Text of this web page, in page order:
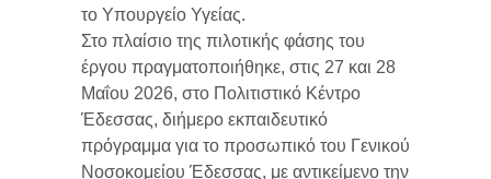
το Υπουργείο Υγείας.
Στο πλαίσιο της πιλοτικής φάσης του
έργου πραγματοποιήθηκε, στις 27 και 28
Μαΐου 2026, στο Πολιτιστικό Κέντρο
Έδεσσας, διήμερο εκπαιδευτικό
πρόγραμμα για το προσωπικό του Γενικού
Νοσοκομείου Έδεσσας, με αντικείμενο την